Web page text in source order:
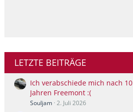
LETZTE BEITRÄGE
Ich verabschiede mich nach 10
Jahren Freemont :(
Souljam 2. Juli 2026